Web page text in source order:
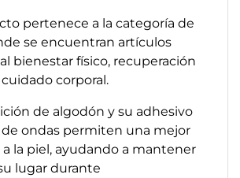
pertenece a la categoría de
se encuentran artículos
bienestar físico, recuperación
corporal.
de algodón y su adhesivo
ondas permiten una mejor
la piel, ayudando a mantener
lugar durante